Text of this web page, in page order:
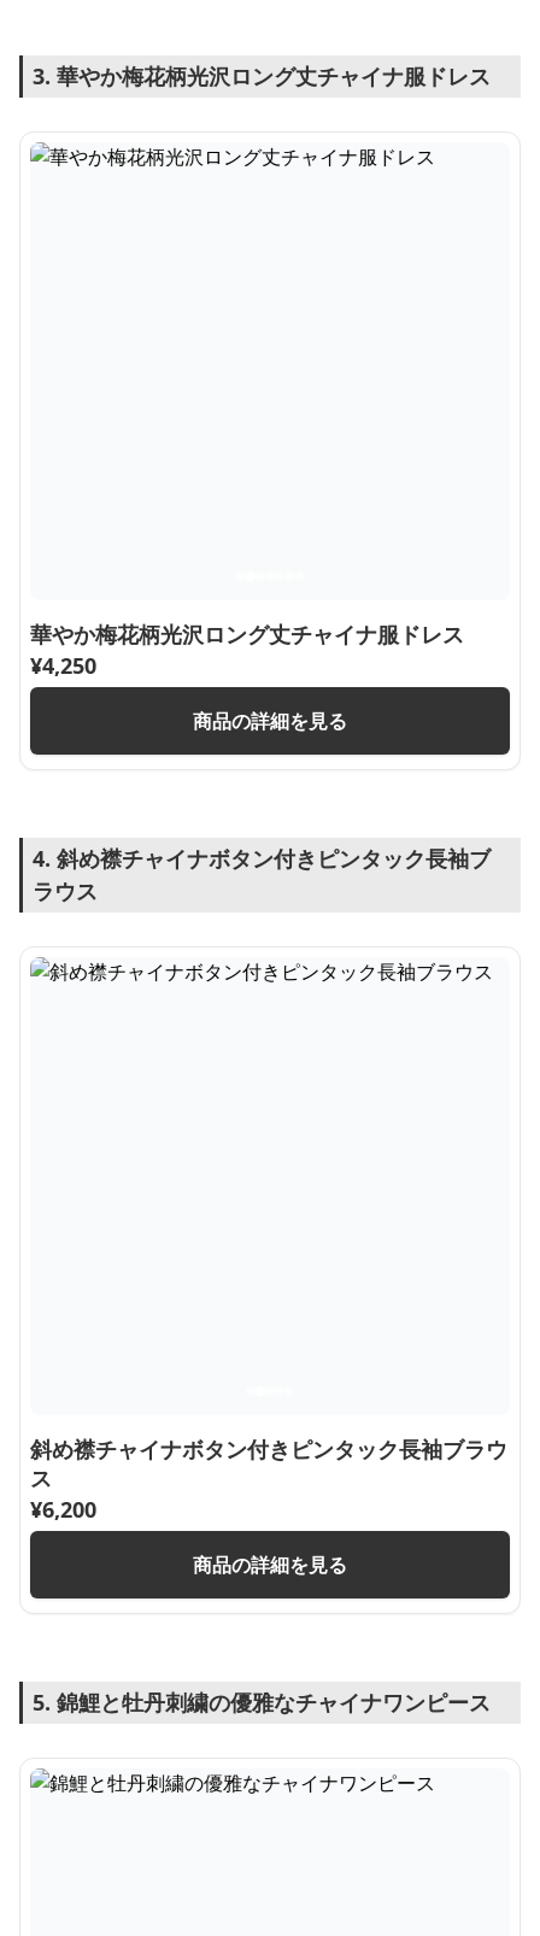
3. 華やか梅花柄光沢ロング丈チャイナ服ドレス
華やか梅花柄光沢ロング丈チャイナ服ドレス
¥4,250
商品の詳細を見る
4. 斜め襟チャイナボタン付きピンタック長袖ブ
ラウス
斜め襟チャイナボタン付きピンタック長袖ブラウ
ス
¥6,200
商品の詳細を見る
5. 錦鯉と牡丹刺繍の優雅なチャイナワンピース